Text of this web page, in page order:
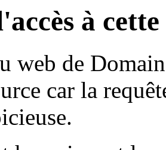
à
web de
car la